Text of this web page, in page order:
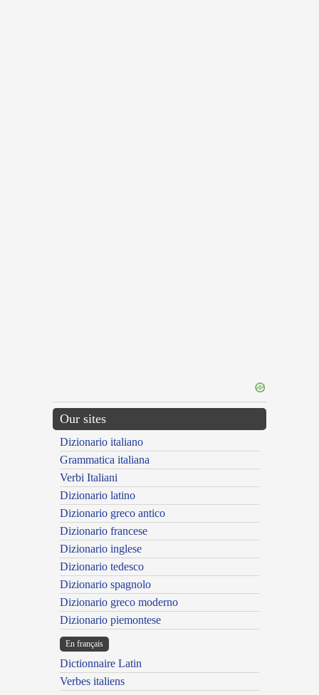
Our sites
Dizionario italiano
Grammatica italiana
Verbi Italiani
Dizionario latino
Dizionario greco antico
Dizionario francese
Dizionario inglese
Dizionario tedesco
Dizionario spagnolo
Dizionario greco moderno
Dizionario piemontese
En français
Dictionnaire Latin
Verbes italiens